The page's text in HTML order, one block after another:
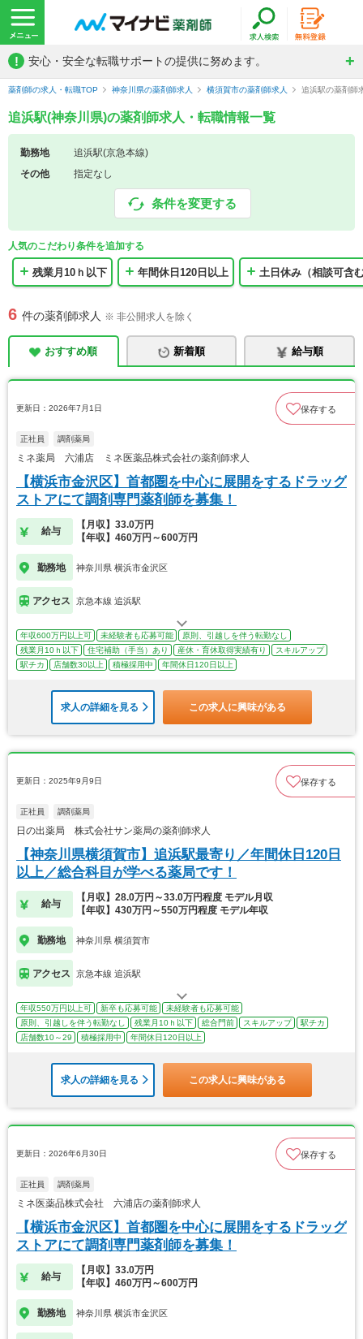
! 安心・安全な転職サポートの提供に努めます。
薬剤師の求人・転職TOP 神奈川県の薬剤師求人 横須賀市の薬剤師求人 追浜駅の薬剤師
追浜駅(神奈川県)の薬剤師求人・転職情報一覧
勤務地
追浜駅(京急本線)
その他
指定なし
条件を変更する
人気のこだわり条件を追加する
残業月10ｈ以下 年間休日120日以上 土日休み（相談可含
6 件の薬剤師求人 ※ 非公開求人を除く
おすすめ順 新着順 給与順
更新日：2026年7月1日 保存する
正社員 調剤薬局
ミネ薬局 六浦店 ミネ医薬品株式会社の薬剤師求人
【横浜市金沢区】首都圏を中心に展開をするドラッグ
ストアにて調剤専門薬剤師を募集！
給与
【月収】33.0万円
【年収】460万円～600万円
勤務地 神奈川県 横浜市金沢区
アクセス 京急本線 追浜駅
年収600万円以上可 未経験者も応募可能
原則、引越しを伴う転勤なし
残業月10ｈ以下
住宅補助（手当）あり 産休・育休取得実績有り
スキルアップ
駅チカ
店舗数30以上 積極採用中 年間休日120日以上
求人の詳細を見る この求人に興味がある
更新日：2025年9月9日 保存する
正社員 調剤薬局
日の出薬局 株式会社サン薬局の薬剤師求人
【神奈川県横須賀市】追浜駅最寄り／年間休日120日
以上／総合科目が学べる薬局です！
給与
【月収】28.0万円～33.0万円程度 モデル月収
【年収】430万円～550万円程度 モデル年収
勤務地 神奈川県 横須賀市
アクセス 京急本線 追浜駅
年収550万円以上可 新卒も応募可能
未経験者も応募可能
原則、引越しを伴う転勤なし
残業月10ｈ以下 総合門前 スキルアップ
駅チカ
店舗数10～29
積極採用中 年間休日120日以上
求人の詳細を見る この求人に興味がある
更新日：2026年6月30日 保存する
正社員 調剤薬局
ミネ医薬品株式会社 六浦店の薬剤師求人
【横浜市金沢区】首都圏を中心に展開をするドラッグ
ストアにて調剤専門薬剤師を募集！
給与
【月収】33.0万円
【年収】460万円～600万円
勤務地 神奈川県 横浜市金沢区